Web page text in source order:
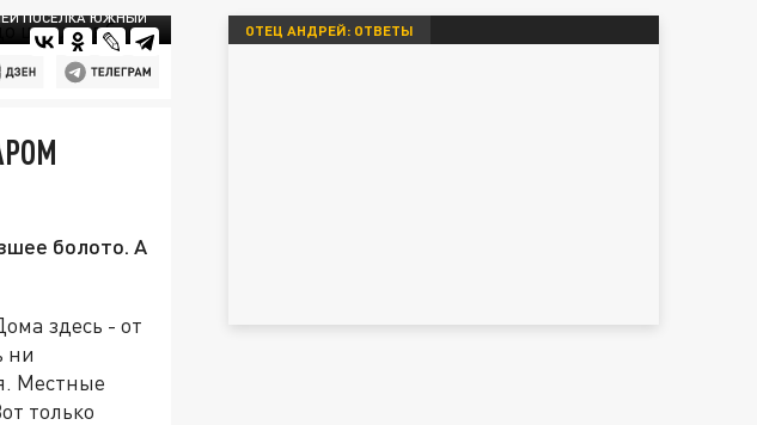
ПОСЁЛКА ЮЖНЫЙ
болото. А
здесь - от
ни
Местные
только
ОТЕЦ АНДРЕЙ: ОТВЕТЫ